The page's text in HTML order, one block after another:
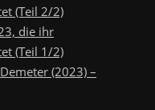
(Teil 2/2)
die ihr
(Teil 1/2)
(2023) –